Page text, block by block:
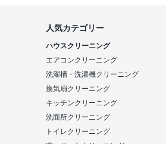
人気カテゴリー
ハウスクリーニング
エアコンクリーニング
洗濯槽・洗濯機クリーニング
換気扇クリーニング
キッチンクリーニング
洗面所クリーニング
トイレクリーニング